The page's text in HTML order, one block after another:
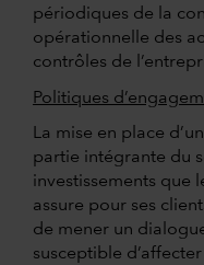
périodiques de la
opérationnelle des
contrôles de
Politiques
La mise en place
partie intégrante du
investissements que
assure pour ses
de mener un
susceptible